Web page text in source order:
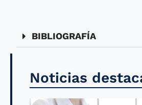
BIBLIOGRAFÍA
Noticias